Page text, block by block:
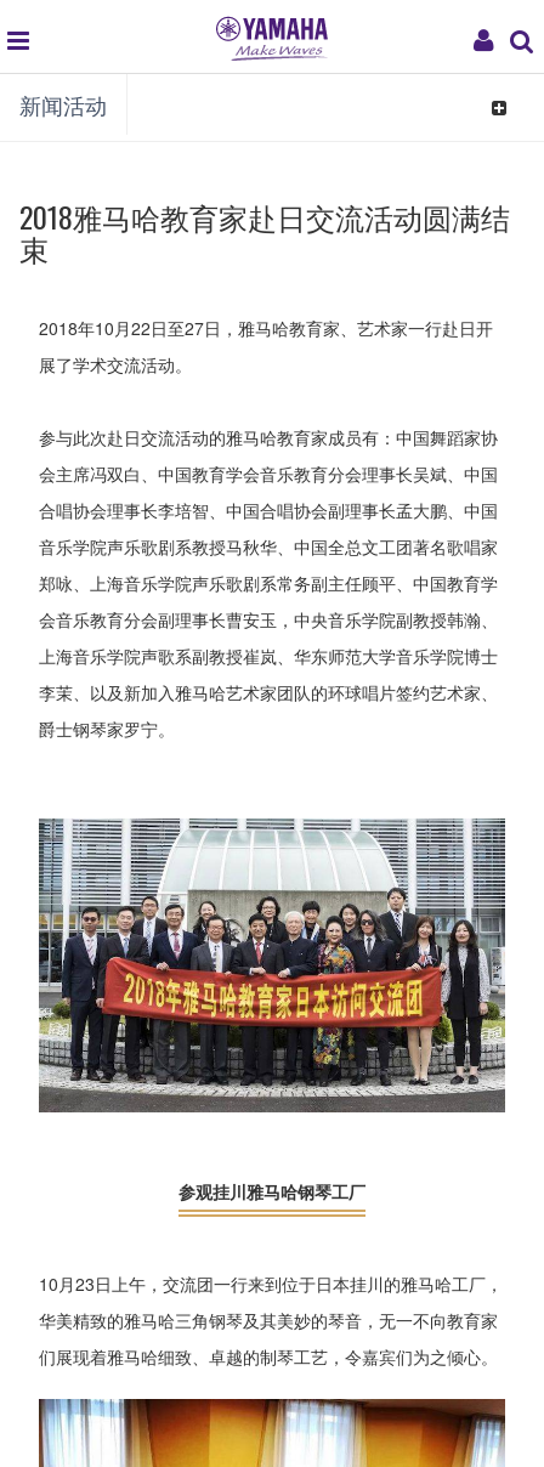
My
global
navigation
新闻活动
Toggle
2018雅马哈教育家赴日交流活动圆满结
束
2018年10月22日至27日，雅马哈教育家、艺术家一行赴日开
展了学术交流活动。
参与此次赴日交流活动的雅马哈教育家成员有：中国舞蹈家协
会主席冯双白、中国教育学会音乐教育分会理事长吴斌、中国
合唱协会理事长李培智、中国合唱协会副理事长孟大鹏、中国
音乐学院声乐歌剧系教授马秋华、中国全总文工团著名歌唱家
郑咏、上海音乐学院声乐歌剧系常务副主任顾平、中国教育学
会音乐教育分会副理事长曹安玉，中央音乐学院副教授韩瀚、
上海音乐学院声歌系副教授崔岚、华东师范大学音乐学院博士
李茉、以及新加入雅马哈艺术家团队的环球唱片签约艺术家、
爵士钢琴家罗宁。
参观挂川雅马哈钢琴工厂
10月23日上午，交流团一行来到位于日本挂川的雅马哈工厂，
华美精致的雅马哈三角钢琴及其美妙的琴音，无一不向教育家
们展现着雅马哈细致、卓越的制琴工艺，令嘉宾们为之倾心。